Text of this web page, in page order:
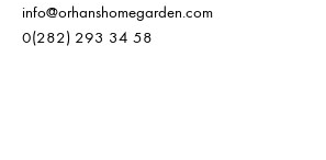
info@orhanshomegarden.com
0(282) 293 34 58